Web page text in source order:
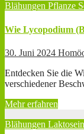
Blähungen Pflanze
Wie Lycopodium
30. Juni 2024
Entdecken Sie die
verschiedener
Mehr erfahren
Blähungen